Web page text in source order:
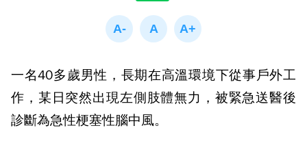
一名40多歲男性，長期在高溫環境下從事戶外工
作，某日突然出現左側肢體無力，被緊急送醫後
診斷為急性梗塞性腦中風。